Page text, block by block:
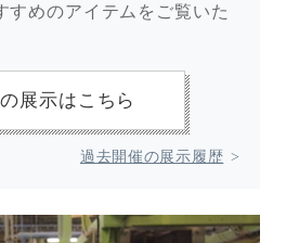
すめのアイテムをご覧いた
展示はこちら
過去開催の展示履歴